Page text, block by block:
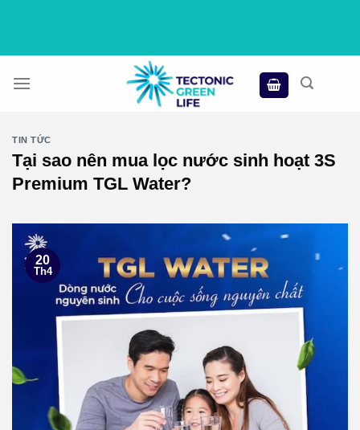
TIN TỨC
Tại sao nên mua lọc nước sinh hoạt 3S
Premium TGL Water?
20
Th4